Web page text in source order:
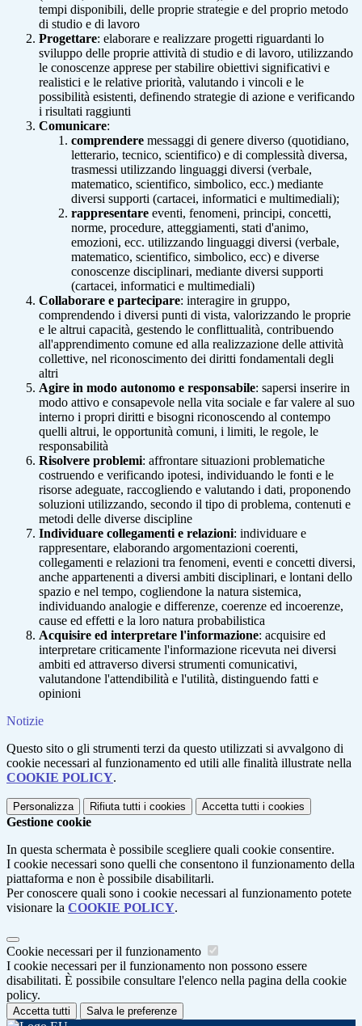
tempi disponibili, delle proprie strategie e del proprio metodo
di studio e di lavoro
Progettare: elaborare e realizzare progetti riguardanti lo
sviluppo delle proprie attività di studio e di lavoro, utilizzando
le conoscenze apprese per stabilire obiettivi significativi e
realistici e le relative priorità, valutando i vincoli e le
possibilità esistenti, definendo strategie di azione e verificando
i risultati raggiunti
Comunicare:
comprendere messaggi di genere diverso (quotidiano,
letterario, tecnico, scientifico) e di complessità diversa,
trasmessi utilizzando linguaggi diversi (verbale,
matematico, scientifico, simbolico, ecc.) mediante
diversi supporti (cartacei, informatici e multimediali);
rappresentare eventi, fenomeni, principi, concetti,
norme, procedure, atteggiamenti, stati d'animo,
emozioni, ecc. utilizzando linguaggi diversi (verbale,
matematico, scientifico, simbolico, ecc) e diverse
conoscenze disciplinari, mediante diversi supporti
(cartacei, informatici e multimediali)
Collaborare e partecipare: interagire in gruppo,
comprendendo i diversi punti di vista, valorizzando le proprie
e le altrui capacità, gestendo le conflittualità, contribuendo
all'apprendimento comune ed alla realizzazione delle attività
collettive, nel riconoscimento dei diritti fondamentali degli
altri
Agire in modo autonomo e responsabile: sapersi inserire in
modo attivo e consapevole nella vita sociale e far valere al suo
interno i propri diritti e bisogni riconoscendo al contempo
quelli altrui, le opportunità comuni, i limiti, le regole, le
responsabilità
Risolvere problemi: affrontare situazioni problematiche
costruendo e verificando ipotesi, individuando le fonti e le
risorse adeguate, raccogliendo e valutando i dati, proponendo
soluzioni utilizzando, secondo il tipo di problema, contenuti e
metodi delle diverse discipline
Individuare collegamenti e relazioni: individuare e
rappresentare, elaborando argomentazioni coerenti,
collegamenti e relazioni tra fenomeni, eventi e concetti diversi,
anche appartenenti a diversi ambiti disciplinari, e lontani dello
spazio e nel tempo, cogliendone la natura sistemica,
individuando analogie e differenze, coerenze ed incoerenze,
cause ed effetti e la loro natura probabilistica
Acquisire ed interpretare l'informazione: acquisire ed
interpretare criticamente l'informazione ricevuta nei diversi
ambiti ed attraverso diversi strumenti comunicativi,
valutandone l'attendibilità e l'utilità, distinguendo fatti e
opinioni
Notizie
Questo sito o gli strumenti terzi da questo utilizzati si avvalgono di
cookie necessari al funzionamento ed utili alle finalità illustrate nella
COOKIE POLICY.
Personalizza Rifiuta tutti i cookies Accetta tutti i cookies
Gestione cookie
In questa schermata è possibile scegliere quali cookie consentire.
I cookie necessari sono quelli che consentono il funzionamento della
piattaforma e non è possibile disabilitarli.
Per conoscere quali sono i cookie necessari al funzionamento potete
visionare la COOKIE POLICY.
Cookie necessari per il funzionamento
I cookie necessari per il funzionamento non possono essere
disabilitati. È possibile consultare l'elenco nella pagina della cookie
policy.
Accetta tutti Salva le preferenze